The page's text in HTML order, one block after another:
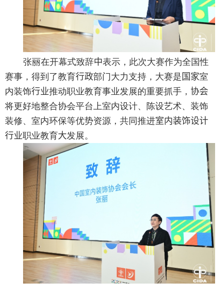
张丽在开幕式致辞中表示，此次大赛作为全国性
赛事，得到了教育行政部门大力支持，大赛是 国家室
内装饰行业推动职业教育事业发展的重要抓手， 协会
将更好地整合协会平台上室内设计、陈设艺术、装饰
装修、室内环保等优势资源，共同推进室内装饰设计
行业职业教育大发展。